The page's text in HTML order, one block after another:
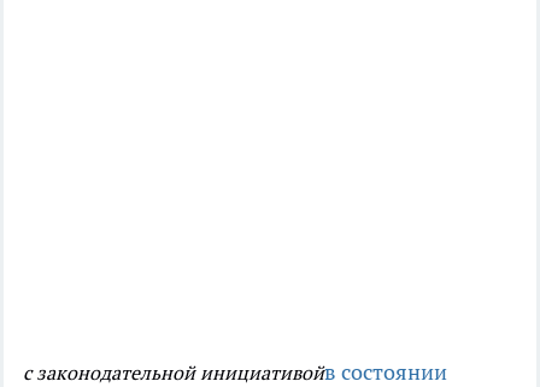
с законодательной инициативойв состоянии